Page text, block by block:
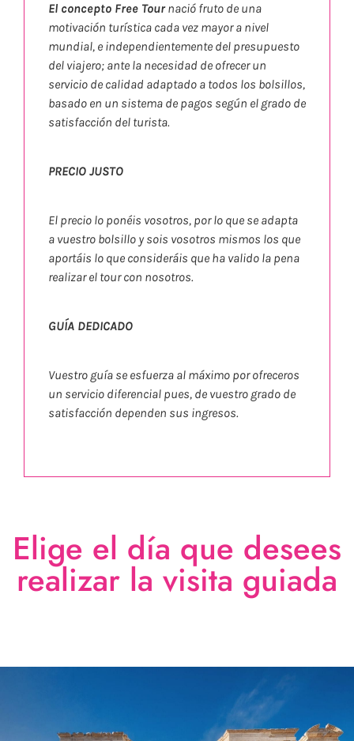
El concepto Free Tournació fruto de una
motivación turística cada vez mayor a nivel
mundial, e independientemente del presupuesto
del viajero; ante la necesidad de ofrecer un
servicio de calidad adaptado a todos los bolsillos,
basado en un sistema de pagos según el grado de
satisfacción del turista.
PRECIO JUSTO
El precio lo ponéis vosotros, por lo que se adapta
a vuestro bolsillo y sois vosotros mismos los que
aportáis lo que consideráis que ha valido la pena
realizar el tour con nosotros.
GUÍA DEDICADO
Vuestro guía se esfuerza al máximo por ofreceros
un servicio diferencial pues, de vuestro grado de
satisfacción dependen sus ingresos.
Elige el día que desees
realizar la visita guiada